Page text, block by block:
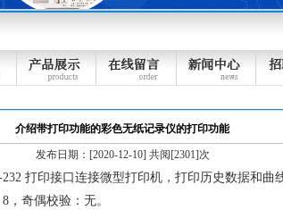
介绍带打印功能的彩色无纸记录仪的打印功能
发布日期：[2020-12-10] 共阅[2301]次
232 打印接口连接微型打印机，打印历史数据和曲
，奇偶校验：无。